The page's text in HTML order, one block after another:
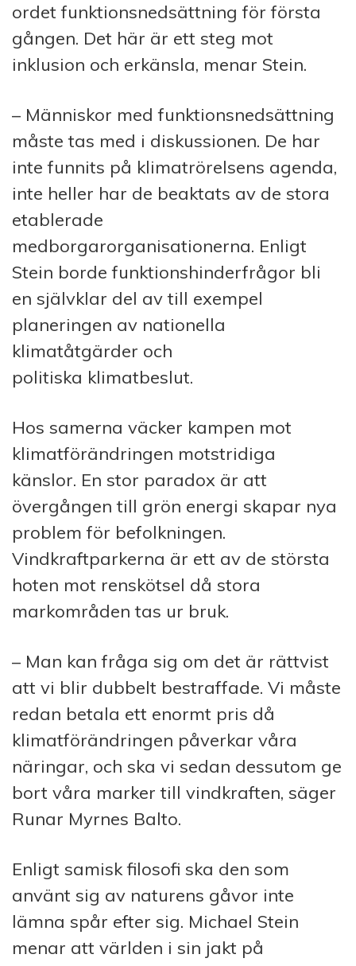
ordet funktionsnedsättning för första
gången. Det här är ett steg mot
inklusion och erkänsla, menar Stein.
– Människor med funktionsnedsättning
måste tas med i diskussionen. De har
inte funnits på klimatrörelsens agenda,
inte heller har de beaktats av de stora
etablerade
medborgarorganisationerna. Enligt
Stein borde funktionshinderfrågor bli
en självklar del av till exempel
planeringen av nationella
klimatåtgärder och
politiska klimatbeslut.
Hos samerna väcker kampen mot
klimatförändringen motstridiga
känslor. En stor paradox är att
övergången till grön energi skapar nya
problem för befolkningen.
Vindkraftparkerna är ett av de största
hoten mot renskötsel då stora
markområden tas ur bruk.
– Man kan fråga sig om det är rättvist
att vi blir dubbelt bestraffade. Vi måste
redan betala ett enormt pris då
klimatförändringen påverkar våra
näringar, och ska vi sedan dessutom ge
bort våra marker till vindkraften, säger
Runar Myrnes Balto.
Enligt samisk filosofi ska den som
använt sig av naturens gåvor inte
lämna spår efter sig. Michael Stein
menar att världen i sin jakt på